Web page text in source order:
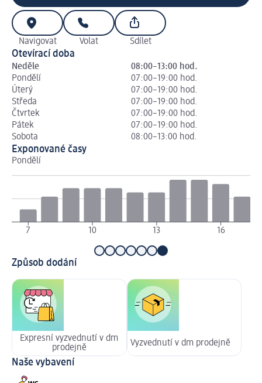
Navigovat Volat Sdílet
Otevírací doba
Neděle
08:00–13:00 hod.
Pondělí
07:00–19:00 hod.
Úterý
07:00–19:00 hod.
Středa
07:00–19:00 hod.
Čtvrtek
07:00–19:00 hod.
Pátek
07:00–19:00 hod.
Sobota
08:00–13:00 hod.
Exponované časy
Pondělí
7 10 13 16
Způsob dodání
Expresní vyzvednutí v dm
prodejně
Vyzvednutí v dm prodejně
Naše vybavení